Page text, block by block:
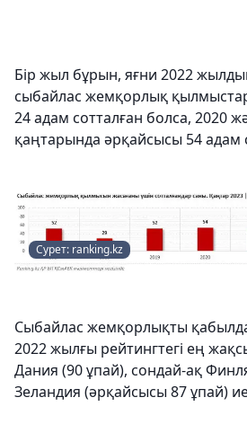
Бір жыл бұрын, яғни 2022
сыбайлас жемқорлық
24 адам сотталған болса, 2020
қаңтарында әрқайсысы 54 адам
Сурет: ranking.kz
Сыбайлас жемқорлықты
2022 жылғы рейтингтегі ең
Дания (90 ұпай), сондай-ақ
Зеландия (әрқайсысы 87 ұпай)